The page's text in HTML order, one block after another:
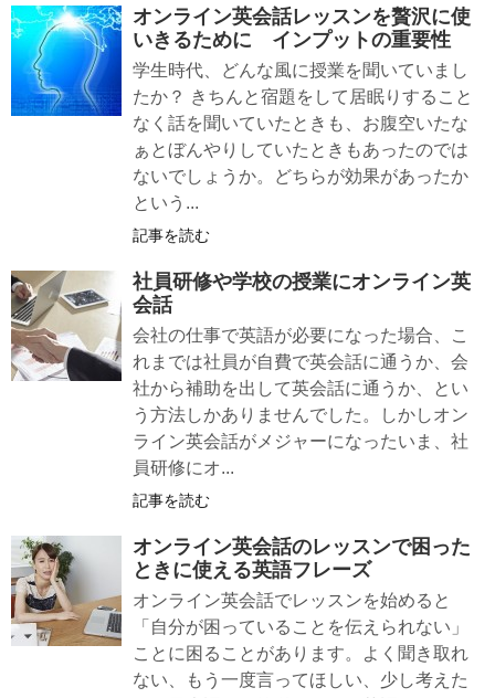
オンライン英会話レッスンを贅沢に使
いきるために インプットの重要性
学生時代、どんな風に授業を聞いていまし
たか？ きちんと宿題をして居眠りすること
なく話を聞いていたときも、お腹空いたな
ぁとぼんやりしていたときもあったのでは
ないでしょうか。どちらが効果があったか
という...
記事を読む
社員研修や学校の授業にオンライン英
会話
会社の仕事で英語が必要になった場合、こ
れまでは社員が自費で英会話に通うか、会
社から補助を出して英会話に通うか、とい
う方法しかありませんでした。しかしオン
ライン英会話がメジャーになったいま、社
員研修にオ...
記事を読む
オンライン英会話のレッスンで困った
ときに使える英語フレーズ
オンライン英会話でレッスンを始めると
「自分が困っていることを伝えられない」
ことに困ることがあります。よく聞き取れ
ない、もう一度言ってほしい、少し考えた